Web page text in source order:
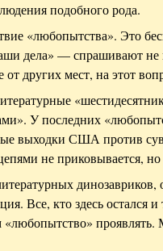
подобного рода.
«любопытства». Это
дела» — спрашивают не
от других мест, на этот
У последних
выходки США против
не приковывается,
Все, кто здесь
проявлять.